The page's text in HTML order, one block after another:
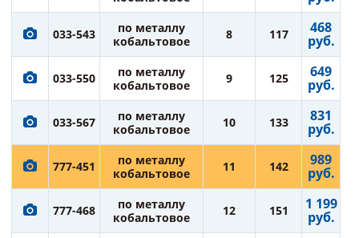
033-543
по металлу
кобальтовое
8 117 468
руб.
033-550
по металлу
кобальтовое
9 125 649
руб.
033-567
по металлу
кобальтовое
10 133 831
руб.
777-451
по металлу
кобальтовое
11 142 989
руб.
777-468
по металлу
кобальтовое
12 151 1 199
руб.